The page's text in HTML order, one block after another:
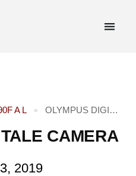
A L » OLYMPUS DIGITALE CAMERA
CAMERA
2019